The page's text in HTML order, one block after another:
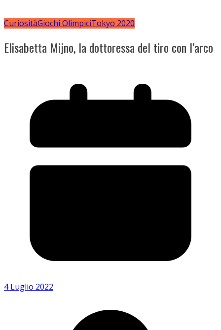
CuriositàGiochi OlimpiciTokyo 2020
Elisabetta Mijno, la dottoressa del tiro con l’arco
4 Luglio 2022